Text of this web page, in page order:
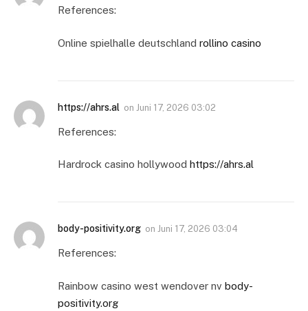
References:
Online spielhalle deutschland rollino casino
https://ahrs.al on Juni 17, 2026 03:02
References:
Hardrock casino hollywood https://ahrs.al
body-positivity.org on Juni 17, 2026 03:04
References:
Rainbow casino west wendover nv body-
positivity.org